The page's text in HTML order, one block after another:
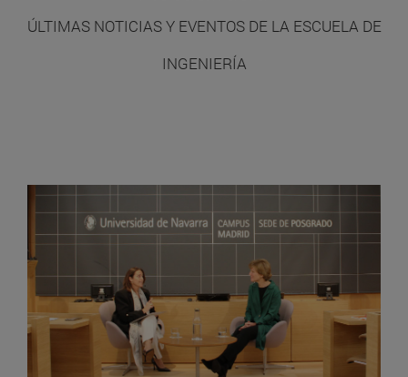
ÚLTIMAS NOTICIAS Y EVENTOS DE LA ESCUELA DE
INGENIERÍA